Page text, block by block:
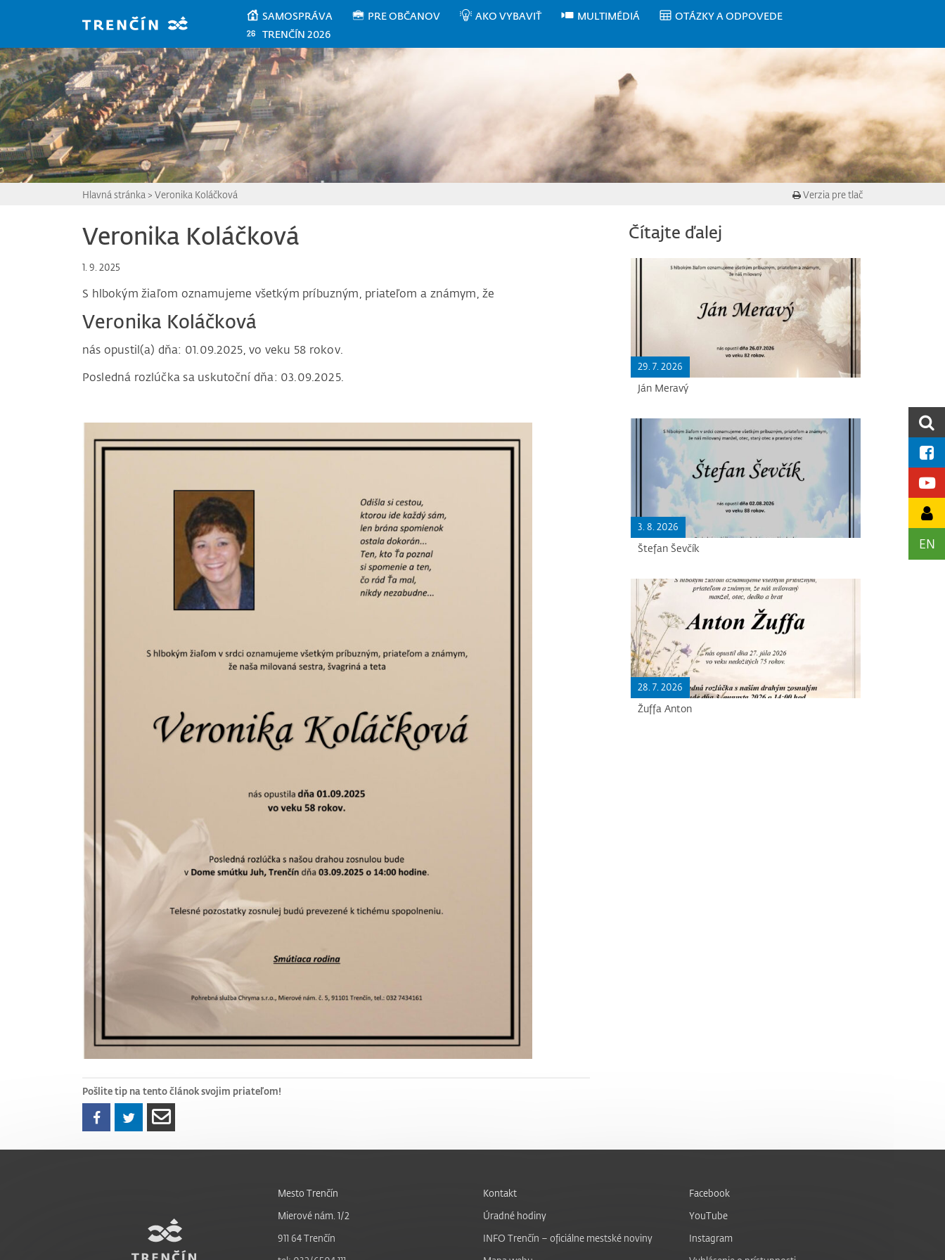
SAMOSPRÁVA PRE OBČANOV AKO VYBAVIŤ MULTIMÉDIÁ
OTÁZKY A ODPOVEDE
TRENČÍN 2026
EN
Hlavná stránka > Veronika Koláčková Verzia pre tlač
Veronika Koláčková
1. 9. 2025
S hlbokým žiaľom oznamujeme všetkým príbuzným, priateľom a známym, že
Veronika Koláčková
nás opustil(a) dňa: 01.09.2025, vo veku 58 rokov.
Posledná rozlúčka sa uskutoční dňa: 03.09.2025.
Pošlite tip na tento článok svojim priateľom!
Čítajte ďalej
29. 7. 2026
Ján Meravý
3. 8. 2026
Štefan Ševčík
28. 7. 2026
Žuffa Anton
Mesto Trenčín
Mierové nám. 1/2
911 64 Trenčín
Kontakt
Úradné hodiny
INFO Trenčín – oficiálne mestské noviny
Facebook
YouTube
Instagram